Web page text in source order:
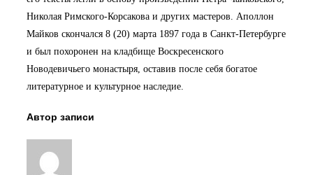
Николая Римского-Корсакова и других мастеров. Аполлон
Майков скончался 8 (20) марта 1897 года в Санкт-Петербурге
и был похоронен на кладбище Воскресенского
Новодевичьего монастыря, оставив после себя богатое
литературное и культурное наследие.
Автор записи